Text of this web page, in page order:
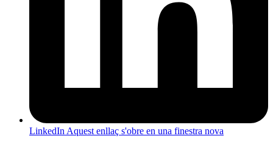
LinkedIn Aquest enllaç s'obre en una finestra nova